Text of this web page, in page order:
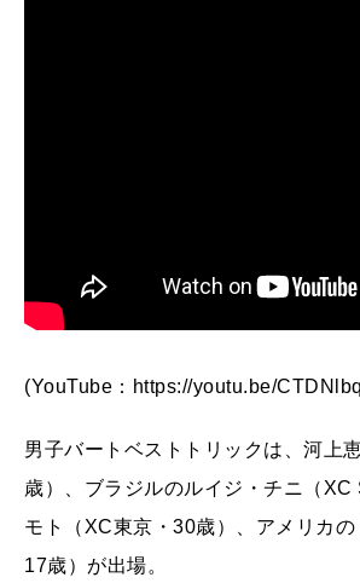
(YouTube：https://youtu.be/
男子バートベストトリックは、河上
歳）、ブラジルのルイジ・チニ（
モト（XC東京・30歳）、アメリカ
17歳）が出場。